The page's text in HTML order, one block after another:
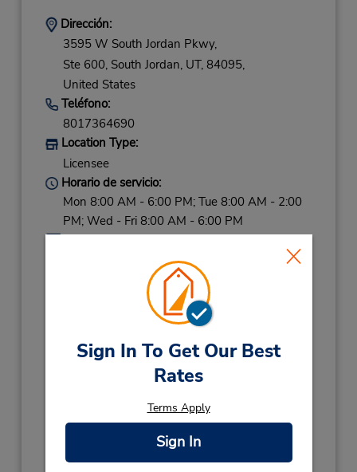
Sign In To Get Our Best
Rates
Terms Apply
Sign In
Dirección:
3595 W South Jordan Pkwy,
Ste 600, South Jordan, UT, 84095,
United States
Teléfono:
8017364690
Location Type:
Licensee
Horario de servicio:
Mon 8:00 AM - 6:00 PM; Tue 8:00 AM - 2:00
PM; Wed - Fri 8:00 AM - 6:00 PM
Holiday Hours:
September 7 closed
THANKSGIVING November 26 closed
December 25 closed
2027
NEW YEARS DAYJanuary 1 closed
Obtener direcciones